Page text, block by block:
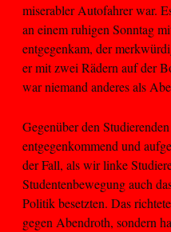
miserabler Autofahrer war.
an einem ruhigen Sonntag
entgegenkam, der
er mit zwei Rädern auf der
war niemand anderes als
Gegenüber den
entgegenkommend und
der Fall, als wir linke
Studentenbewegung auch
Politik besetzten. Das
gegen Abendroth, sondern